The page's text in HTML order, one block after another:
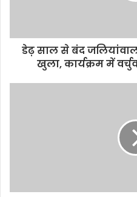
डेढ़ साल से बंद
खुला, कार्यक्रम में